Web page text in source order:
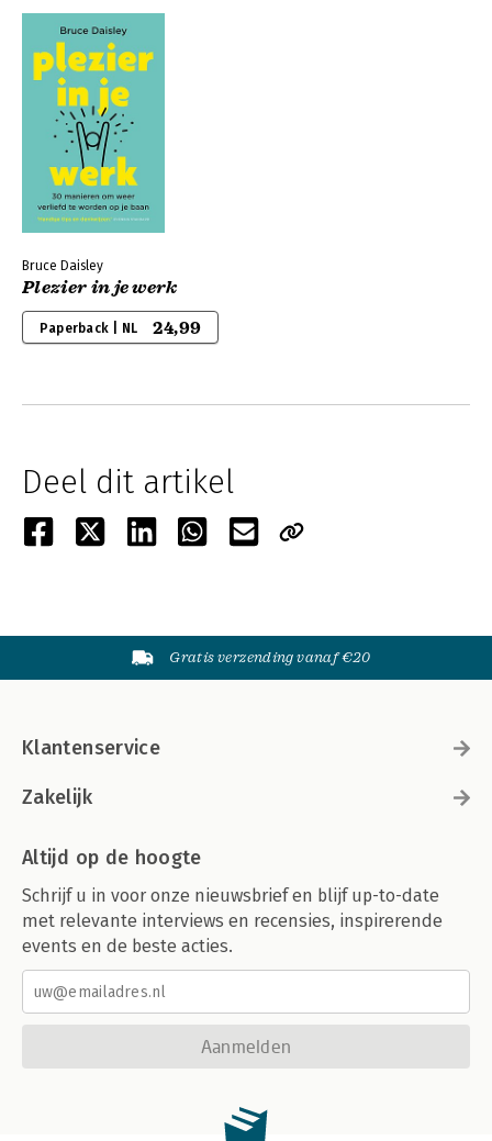
Bruce Daisley
Plezier in je werk
Paperback | NL 24,99
Deel dit artikel
Gratis verzending vanaf €20
Klantenservice
Zakelijk
Altijd op de hoogte
Schrijf u in voor onze nieuwsbrief en blijf up-to-date
met relevante interviews en recensies, inspirerende
events en de beste acties.
Aanmelden